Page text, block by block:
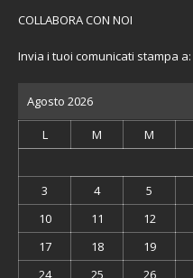
COLLABORA CON NOI
Invia i tuoi comunicati stampa a:
Agosto 2026
L M M
3
4 5
10
11 12
17
18 19
24
25 26